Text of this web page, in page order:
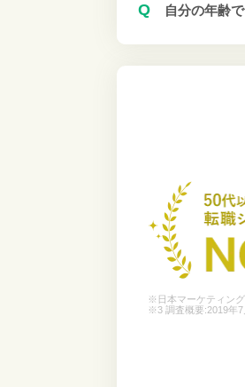
Q 自分の年齢
※日本マーケティン
※3 調査概要:2019年